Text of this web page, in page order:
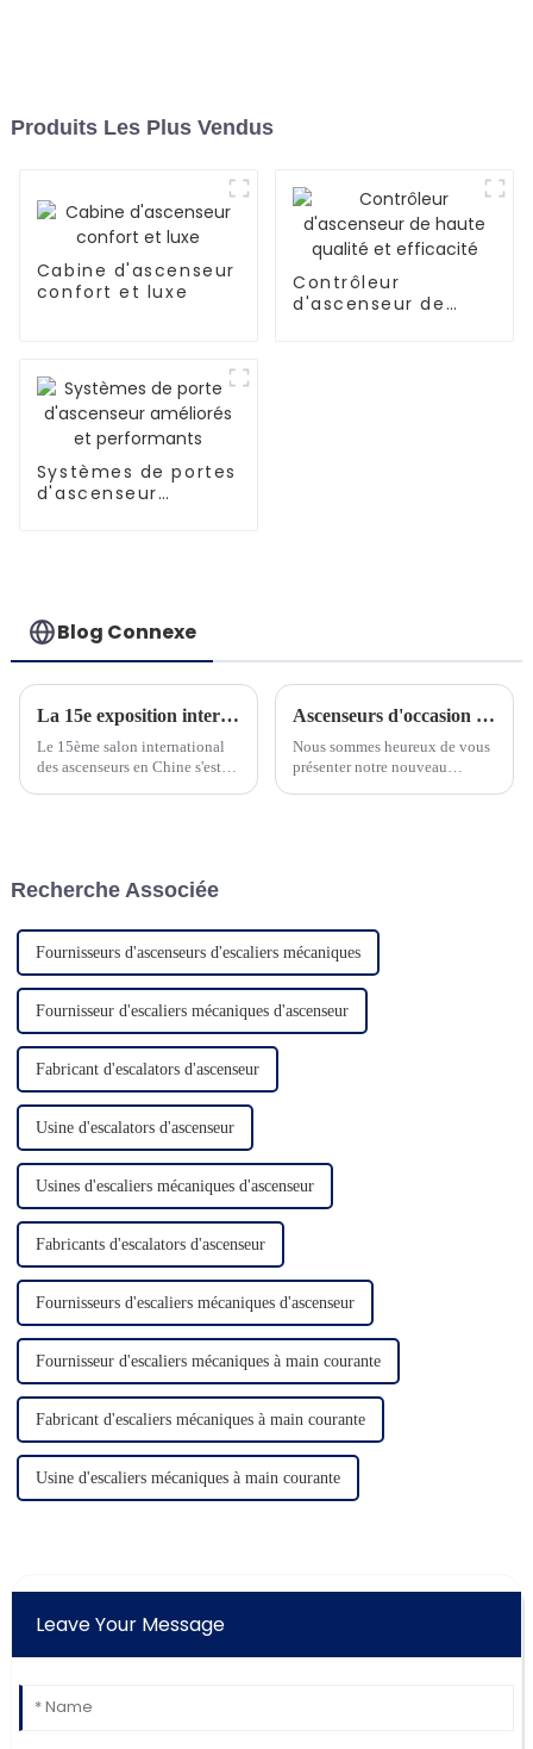
Produits Les Plus Vendus
Cabine d'ascenseur
confort et luxe
Contrôleur
d'ascenseur de
Systèmes de portes
d'ascenseur
Blog Connexe
La 15e exposition internationale chinoise des ascenseurs s'est tenue avec succès à Shanghai du 5 au 8 juillet 2023.
Le 15ème salon international
des ascenseurs en Chine s'est
Ascenseurs d'occasion pour villa panoramique et sécurité
Nous sommes heureux de vous
présenter notre nouveau
Recherche Associée
Fournisseurs d'ascenseurs d'escaliers mécaniques
Fournisseur d'escaliers mécaniques d'ascenseur
Fabricant d'escalators d'ascenseur
Usine d'escalators d'ascenseur
Usines d'escaliers mécaniques d'ascenseur
Fabricants d'escalators d'ascenseur
Fournisseurs d'escaliers mécaniques d'ascenseur
Fournisseur d'escaliers mécaniques à main courante
Fabricant d'escaliers mécaniques à main courante
Usine d'escaliers mécaniques à main courante
Leave Your Message